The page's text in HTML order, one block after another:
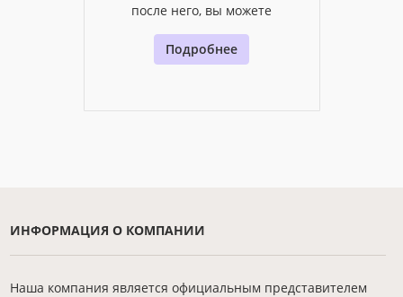
после него, вы можете
Подробнее
ИНФОРМАЦИЯ О КОМПАНИИ
Наша компания является официальным представителем